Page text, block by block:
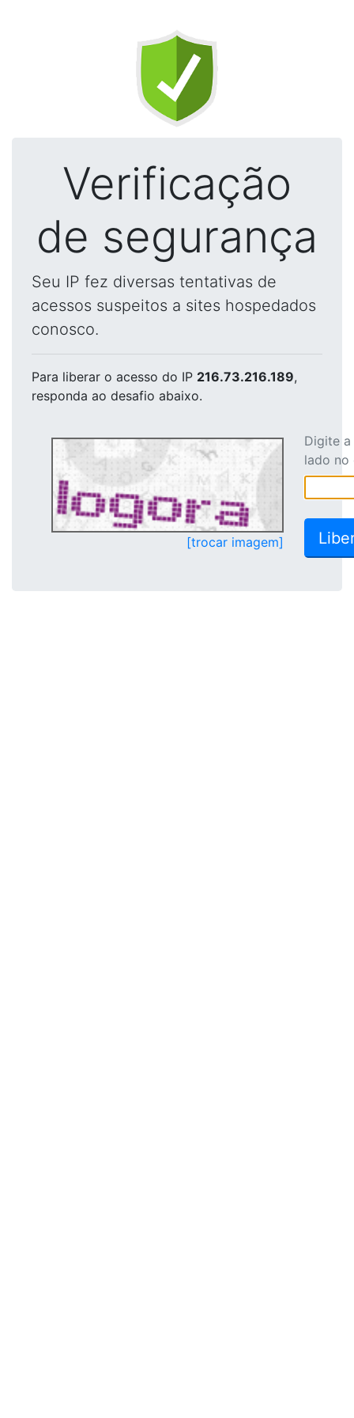
Verificação
de segurança
Seu IP fez diversas tentativas de
acessos suspeitos a sites hospedados
conosco.
Para liberar o acesso do IP 216.73.216.189,
responda ao desafio abaixo.
[trocar imagem]
Digite
lado no